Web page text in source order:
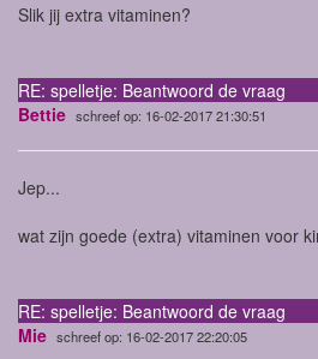
Slik jij extra vitaminen?
RE: spelletje: Beantwoord de vraag
Bettie schreef op: 16-02-2017 21:30:51
Jep...
wat zijn goede (extra) vitaminen voor
RE: spelletje: Beantwoord de vraag
Mie schreef op: 16-02-2017 22:20:05